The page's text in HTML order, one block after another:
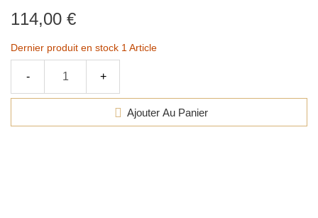
114,00 €
Dernier produit en stock 1 Article
- +
Ajouter Au Panier